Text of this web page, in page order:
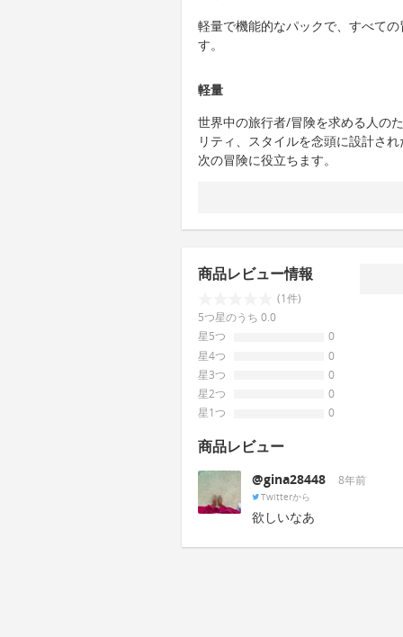
軽量で機能的なパックで、すべて
す。
軽量
世界中の旅行者/冒険を求める人の
リティ、スタイルを念頭に設計さ
次の冒険に役立ちます。
商品レビュー情報
(1件)
5つ星のうち 0.0
星5つ
0
星4つ
0
星3つ
0
星2つ
0
星1つ
0
商品レビュー
@gina28448 8年前
Twitterから
欲しいなあ